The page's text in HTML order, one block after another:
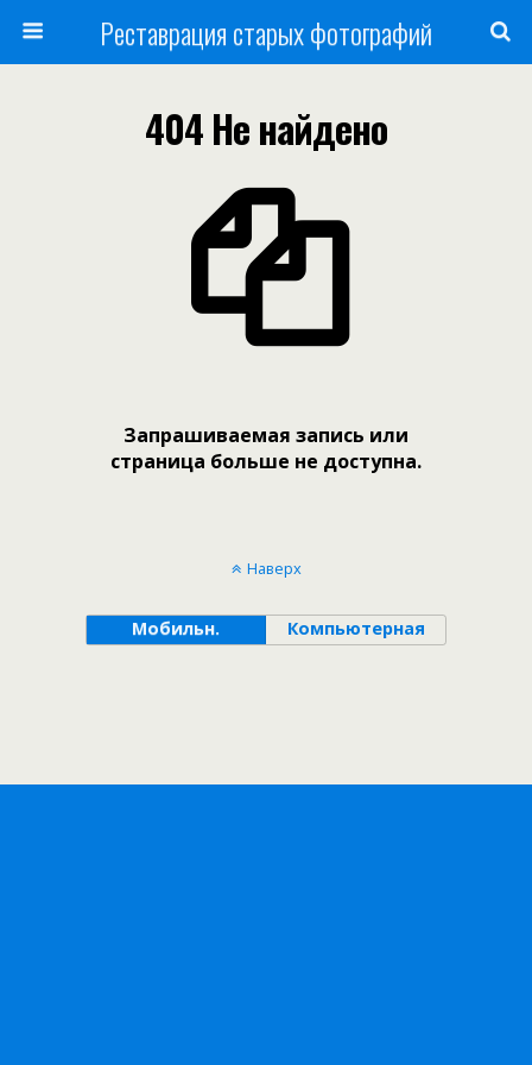
Реставрация старых фотографий
404 Не найдено
Запрашиваемая запись или
страница больше не доступна.
Наверх
Мобильн. Компьютерная